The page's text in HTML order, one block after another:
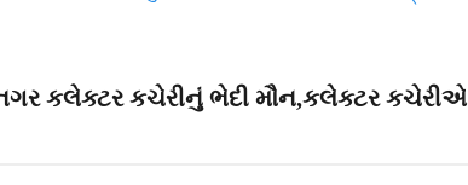
કલેક્ટર કચેરીનું ભેદી મૌન,કલેક્ટર કચેરીએ